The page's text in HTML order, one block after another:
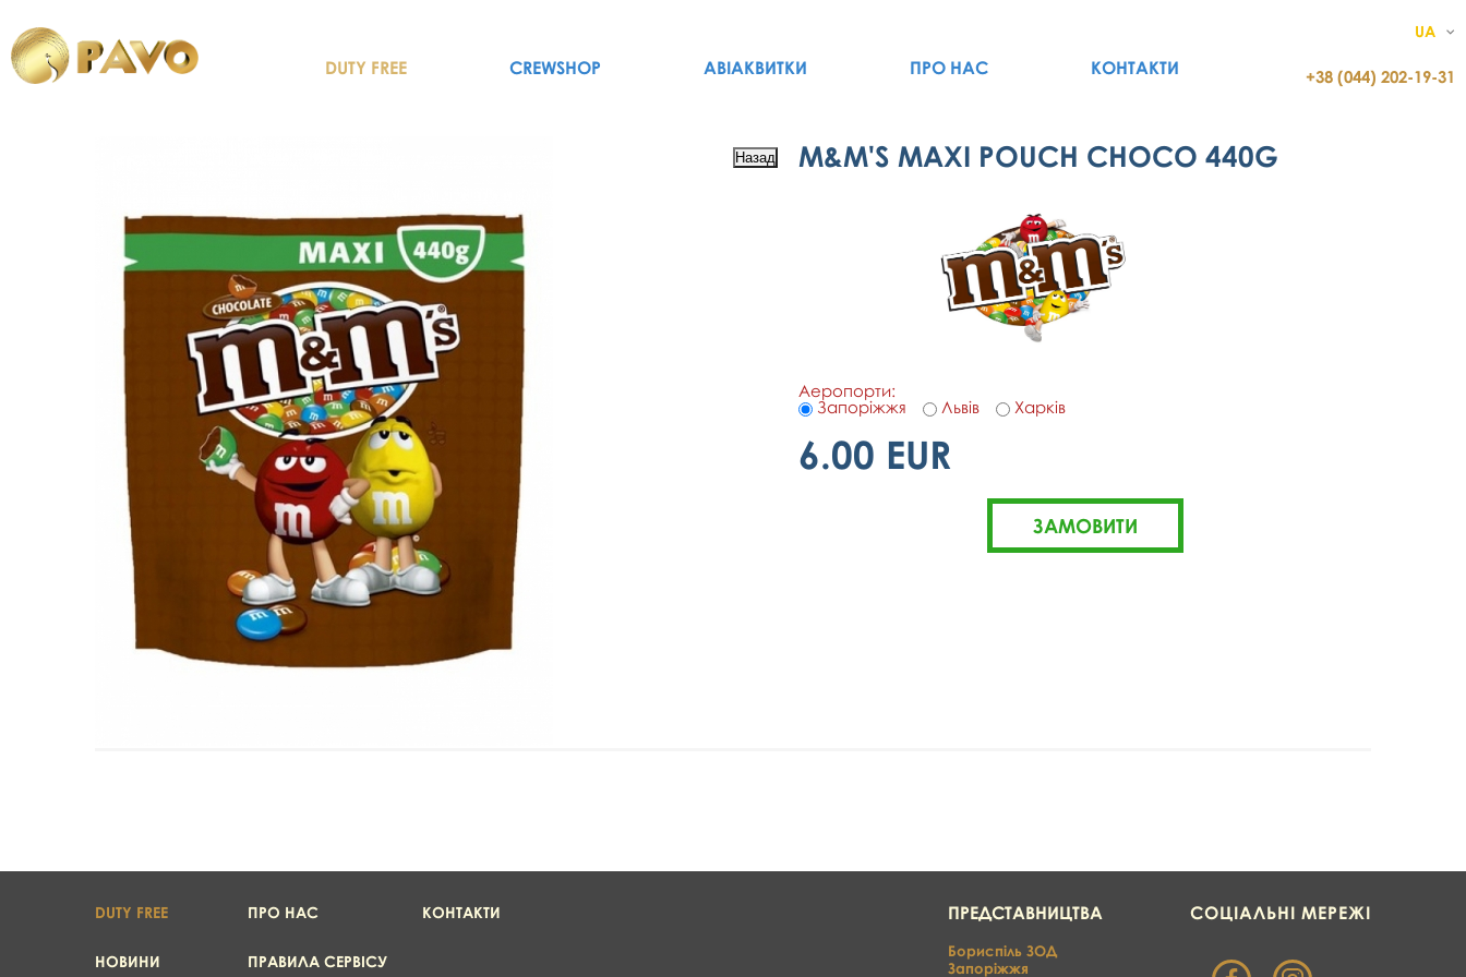
DUTY FREE CREWSHOP АВІАКВИТКИ ПРО НАС КОНТАКТИ
UA
+38 (044) 202-19-31
M&M'S MAXI POUCH CHOCO 440G
Аеропорти:
Запоріжжя
Львів Харків
6.00 EUR
DUTY FREE ПРО НАС КОНТАКТИ
НОВИНИ ПРАВИЛА СЕРВІСУ
СОЦІАЛЬНІ МЕРЕЖІ
ПРЕДСТАВНИЦТВА
Бориспіль ЗОД
Запоріжжя